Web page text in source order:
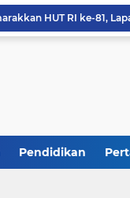
Pendidikan